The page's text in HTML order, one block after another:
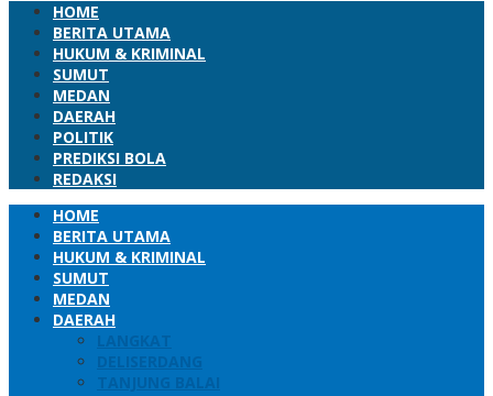
HOME
BERITA UTAMA
HUKUM & KRIMINAL
SUMUT
MEDAN
DAERAH
POLITIK
PREDIKSI BOLA
REDAKSI
HOME
BERITA UTAMA
HUKUM & KRIMINAL
SUMUT
MEDAN
DAERAH
LANGKAT
DELISERDANG
TANJUNG BALAI